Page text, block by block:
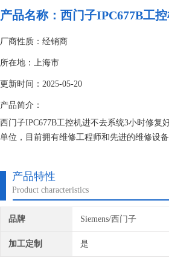
产品名称： 西门子IPC677B工
厂商性质：经销商
所在地：上海市
更新时间：2025-05-20
产品简介：
西门子IPC677B工控机进不去系统3小时修
单位，目前拥有维修工程师和先进的维修设
产品特性
Product characteristics
品牌 Siemens/西门子
加工定制 是